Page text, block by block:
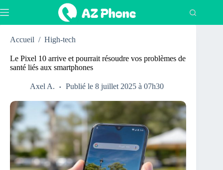
au
Accueil / High-tech
Le Pixel 10 arrive et pourrait résoudre vos problèmes de
santé liés aux smartphones
Axel A. Publié le 8 juillet 2025 à 07h30